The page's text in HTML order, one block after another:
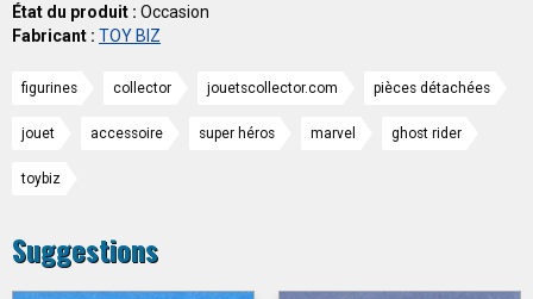
État du produit : Occasion
Fabricant : TOY BIZ
figurines collector jouetscollector.com pièces détachées
jouet accessoire super héros marvel ghost rider
toybiz
Suggestions